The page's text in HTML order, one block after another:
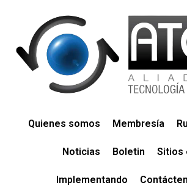
Quienes somos Membresía
Noticias Boletin Sitios
Implementando